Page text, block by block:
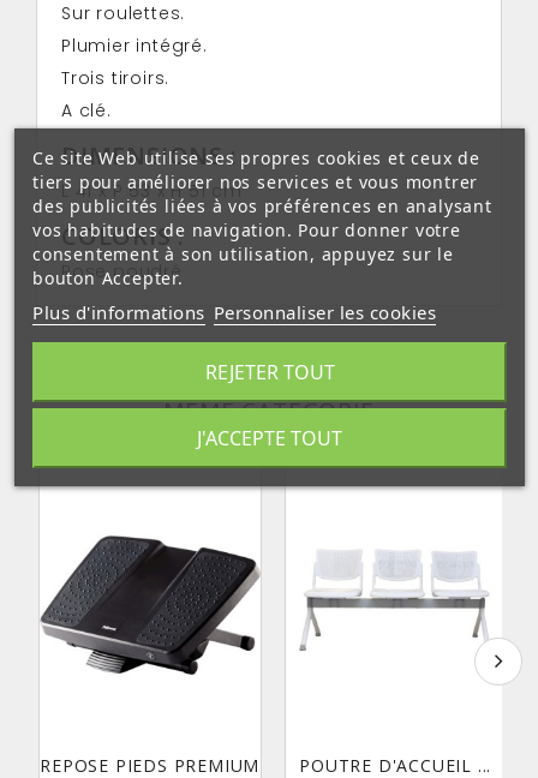
Sur roulettes.
Plumier intégré.
Trois tiroirs.
A clé.
DIMENSIONS :
L 41 x P 53 x H 51 cm
COLORIS :
Rose poudré
30 AUTRES PRODUITS DANS LA
MÊME CATÉGORIE
REPOSE PIEDS PREMIUM POUTRE D'ACCUEIL ...
Ce site Web utilise ses propres cookies et ceux de
tiers pour améliorer nos services et vous montrer
des publicités liées à vos préférences en analysant
vos habitudes de navigation. Pour donner votre
consentement à son utilisation, appuyez sur le
bouton Accepter.
Plus d'informations Personnaliser les cookies
REJETER TOUT
J'ACCEPTE TOUT